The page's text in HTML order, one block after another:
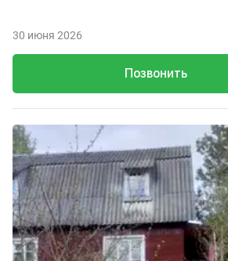
Позвонить
30 июня 2026